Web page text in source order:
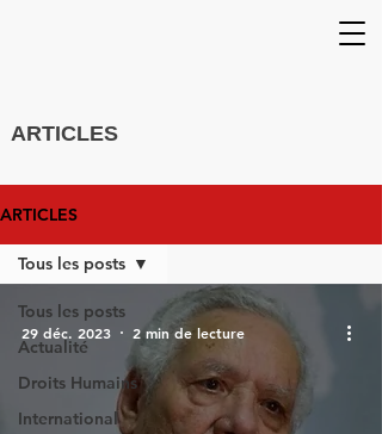
ARTICLES
ARTICLES
Tous les posts
Actualité
Droits Humains
International
Tous les posts
29 déc. 2023 2 min de lecture